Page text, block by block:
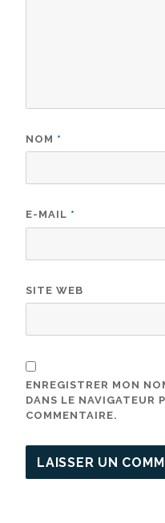
NOM *
E-MAIL *
SITE WEB
ENREGISTRER MON
DANS LE NAVIGATEUR
COMMENTAIRE.